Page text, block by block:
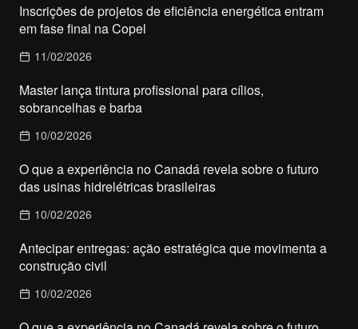
Inscrições de projetos de eficiência energética entram
em fase final na Copel
11/02/2026
Master lança tintura profissional para cílios,
sobrancelhas e barba
10/02/2026
O que a experiência no Canadá revela sobre o futuro
das usinas hidrelétricas brasileiras
10/02/2026
Antecipar entregas: ação estratégica que movimenta a
construção civil
10/02/2026